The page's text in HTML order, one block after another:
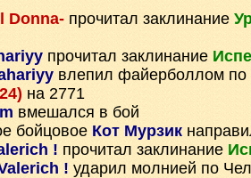
Donna- прочитал заклинание
прочитал заклинание
влепил файерболлом
на 2771
вмешался в бой
бойцовое Кот Мурзик
! прочитал заклинание
! ударил молнией по